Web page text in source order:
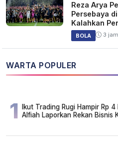
Reza Arya
Persebaya
Kalahkan
Penalti
BOLA 3
WARTA POPULER
1 Ikut Trading Rugi Hampir Rp 4
Alfiah Laporkan Rekan Bisnis